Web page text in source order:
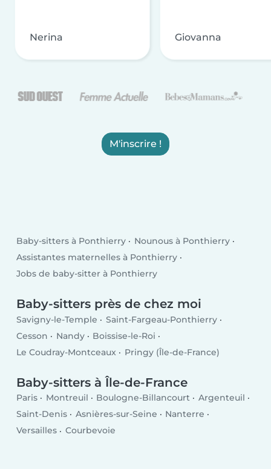
Nerina Giovanna
M'inscrire !
Baby-sitters à Ponthierry
Nounous à Ponthierry
Assistantes maternelles à Ponthierry
Jobs de baby-sitter à Ponthierry
Baby-sitters près de chez moi
Savigny-le-Temple
Saint-Fargeau-Ponthierry
Cesson
Nandy
Boissise-le-Roi
Le Coudray-Montceaux
Pringy (Île-de-France)
Baby-sitters à Île-de-France
Paris Montreuil Boulogne-Billancourt
Argenteuil
Saint-Denis
Asnières-sur-Seine
Nanterre
Versailles
Courbevoie